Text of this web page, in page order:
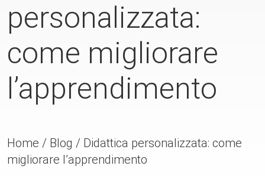
personalizzata:
come migliorare
l’apprendimento
Home / Blog / Didattica personalizzata: come
migliorare l’apprendimento